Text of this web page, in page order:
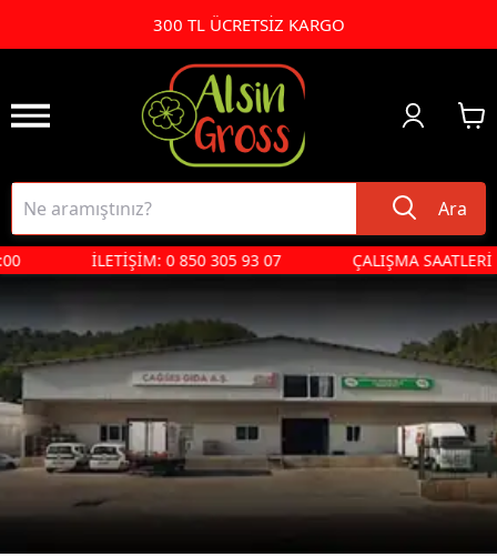
300 TL ÜCRETSİZ KARGO
Ara
İLETİŞİM: 0 850 305 93 07 ÇALIŞMA